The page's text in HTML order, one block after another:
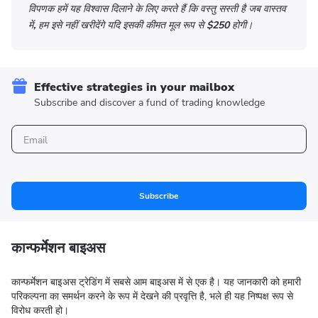
विपणक हमें यह विश्वास दिलाने के लिए करते हैं कि वस्तु सस्ती है जब वास्तव
में, हम इसे नहीं खरीदेंगे यदि इसकी कीमत मूल रूप से $250 होगी।
Effective strategies in your mailbox
Subscribe and discover a fund of trading knowledge
Subscribe
कान्फर्मेशन बाइअस
कान्फर्मेशन बाइअस ट्रेडिंग में सबसे आम बाइअस में से एक है। यह जानकारी को हमारी
परिकल्पना का समर्थन करने के रूप में देखने की प्रवृत्ति है, भले ही यह निष्पक्ष रूप से
विरोध करती हो।